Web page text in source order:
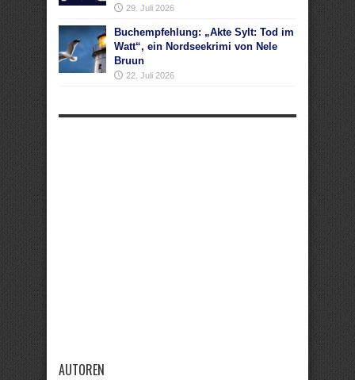
29. Juli 2026
Buchempfehlung: „Akte Sylt: Tod im
Watt“, ein Nordseekrimi von Nele
Bruun
22. Juli 2026
AUTOREN